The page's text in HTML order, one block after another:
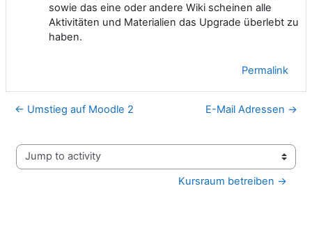
sowie das eine oder andere Wiki scheinen alle
Aktivitäten und Materialien das Upgrade überlebt zu
haben.
Permalink
← Umstieg auf Moodle 2 E-Mail Adressen →
Jump to activity
Kursraum betreiben →